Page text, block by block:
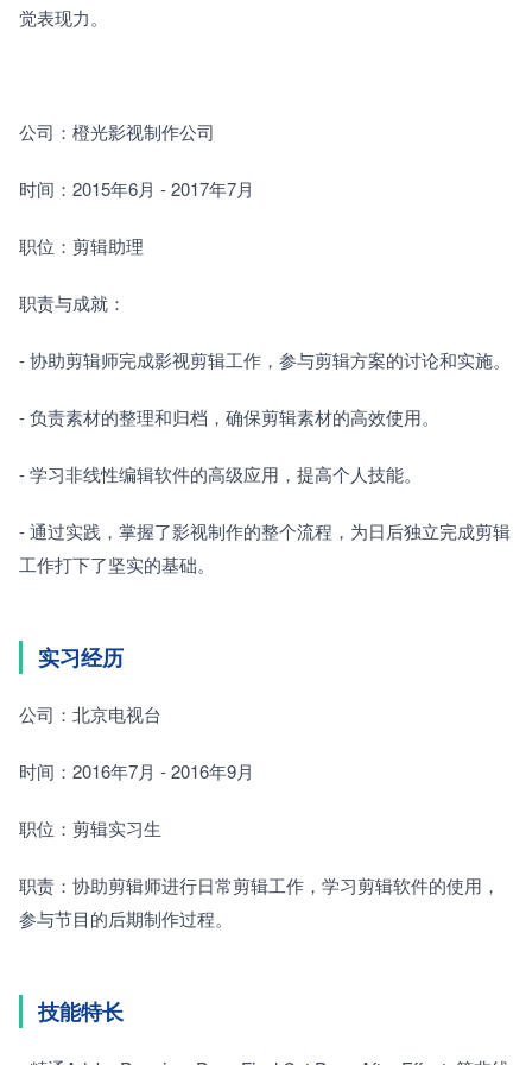
觉表现力。
公司：橙光影视制作公司
时间：2015年6月 - 2017年7月
职位：剪辑助理
职责与成就：
- 协助剪辑师完成影视剪辑工作，参与剪辑方案的讨论和实施。
- 负责素材的整理和归档，确保剪辑素材的高效使用。
- 学习非线性编辑软件的高级应用，提高个人技能。
- 通过实践，掌握了影视制作的整个流程，为日后独立完成剪辑
工作打下了坚实的基础。
实习经历
公司：北京电视台
时间：2016年7月 - 2016年9月
职位：剪辑实习生
职责：协助剪辑师进行日常剪辑工作，学习剪辑软件的使用，
参与节目的后期制作过程。
技能特长